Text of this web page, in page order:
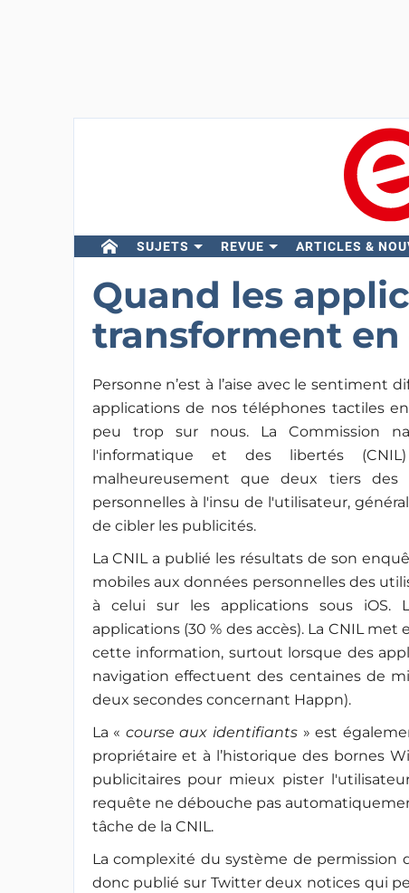
SUJETS REVUE ARTICLES &
Quand les
transforment en
Personne n’est à l’aise avec le sentiment
applications de nos téléphones tactiles
peu trop sur nous. La Commission
l'informatique et des libertés
malheureusement que deux tiers des
personnelles à l'insu de l'utilisateur,
de cibler les publicités.
La CNIL a publié les résultats de son
mobiles aux données personnelles des
à celui sur les applications sous iOS.
applications (30 % des accès). La CNIL
cette information, surtout lorsque des
navigation effectuent des centaines de
deux secondes concernant Happn).
La « course aux identifiants » est
propriétaire et à l’historique des bornes
publicitaires pour mieux pister
requête ne débouche pas
tâche de la CNIL.
La complexité du système de permission
donc publié sur Twitter deux notices qui